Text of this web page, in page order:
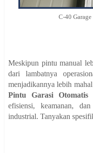
C-40
Meskipun pintu manual
dari lambatnya
menjadikannya lebih
Pintu Garasi
efisiensi, keamanan,
industrial. Tanyakan